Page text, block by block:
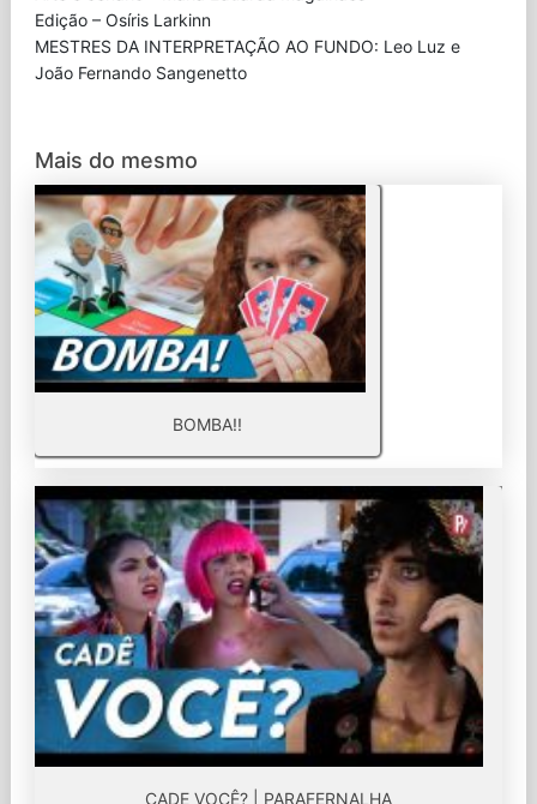
Edição – Osíris Larkinn
MESTRES DA INTERPRETAÇÃO AO FUNDO: Leo Luz e
João Fernando Sangenetto
Mais do mesmo
BOMBA!!
CADE VOCÊ? | PARAFERNALHA